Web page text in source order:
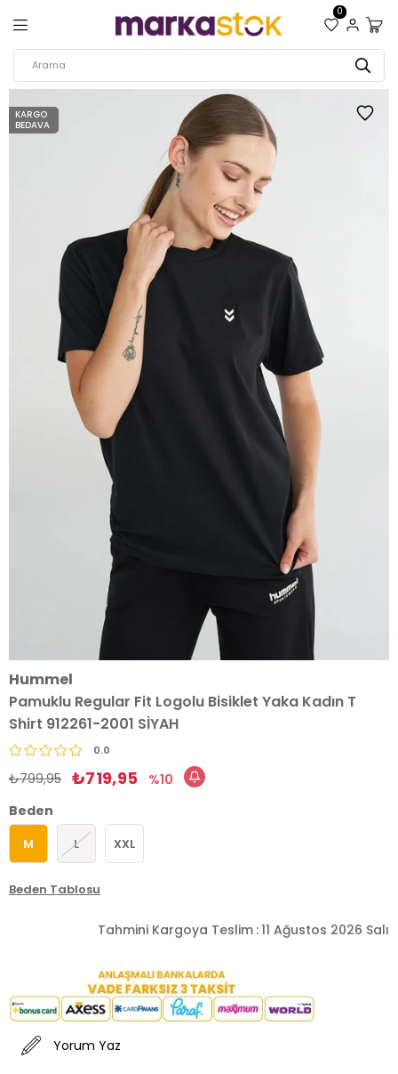
0
KARGO
BEDAVA
Hummel
Pamuklu Regular Fit Logolu Bisiklet Yaka Kadın T
Shirt 912261-2001 SİYAH
0.0
₺799,95 ₺719,95
10
Beden
M L XXL
Beden Tablosu
Tahmini Kargoya Teslim :11 Ağustos 2026 Salı
Yorum Yaz